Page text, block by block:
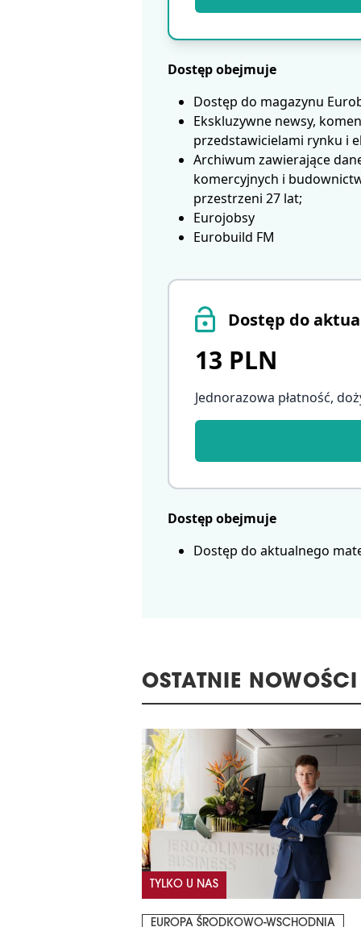
Dostęp do
13 PLN
Jednorazowa płatność,
Dostęp obejmuje
Dostęp do aktualnego
Dostęp obejmuje
Dostęp do magazynu
Ekskluzywne newsy,
przedstawicielami rynku i
Archiwum zawierające
komercyjnych i
przestrzeni 27 lat;
Eurojobsy
Eurobuild FM
OSTATNIE NOWOŚCI
TYLKO U NAS
EUROPA ŚRODKOWO-WSCHODNIA